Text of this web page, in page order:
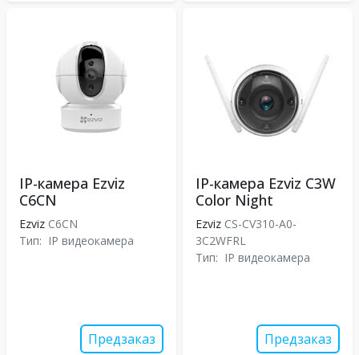
IP-камера Ezviz
C6CN
Ezviz C6CN
Тип: IP видеокамера
Предзаказ
IP-камера Ezviz C3W
Color Night
Ezviz CS-CV310-A0-
3C2WFRL
Тип: IP видеокамера
Предзаказ